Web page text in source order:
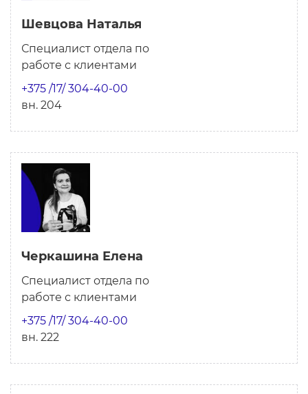
Шевцова Наталья
Специалист отдела по
работе с клиентами
+375 /17/ 304-40-00
вн. 204
Черкашина Елена
Специалист отдела по
работе с клиентами
+375 /17/ 304-40-00
вн. 222